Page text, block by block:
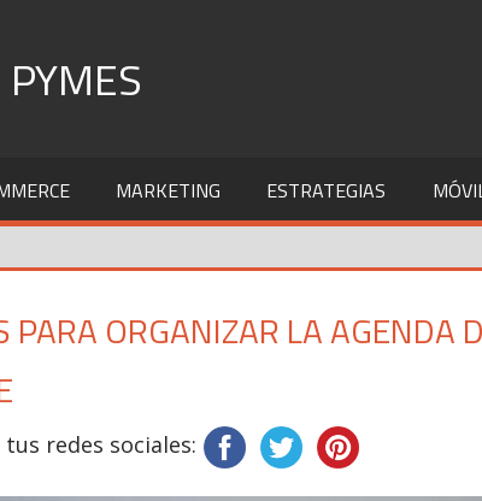
MARKETING ESTRATEGIAS
PARA ORGANIZAR LA AGENDA
redes sociales: